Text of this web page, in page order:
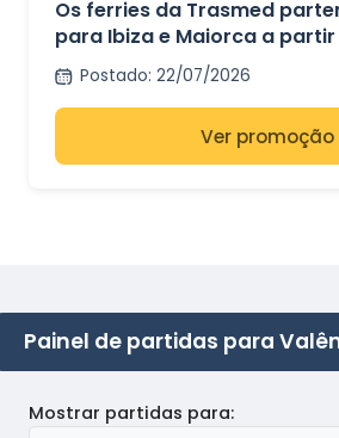
Os ferries da Trasmed
para Ibiza e Maiorca a partir
Postado: 22/07/2026
Ver promoção
Painel de partidas para
Mostrar partidas para: